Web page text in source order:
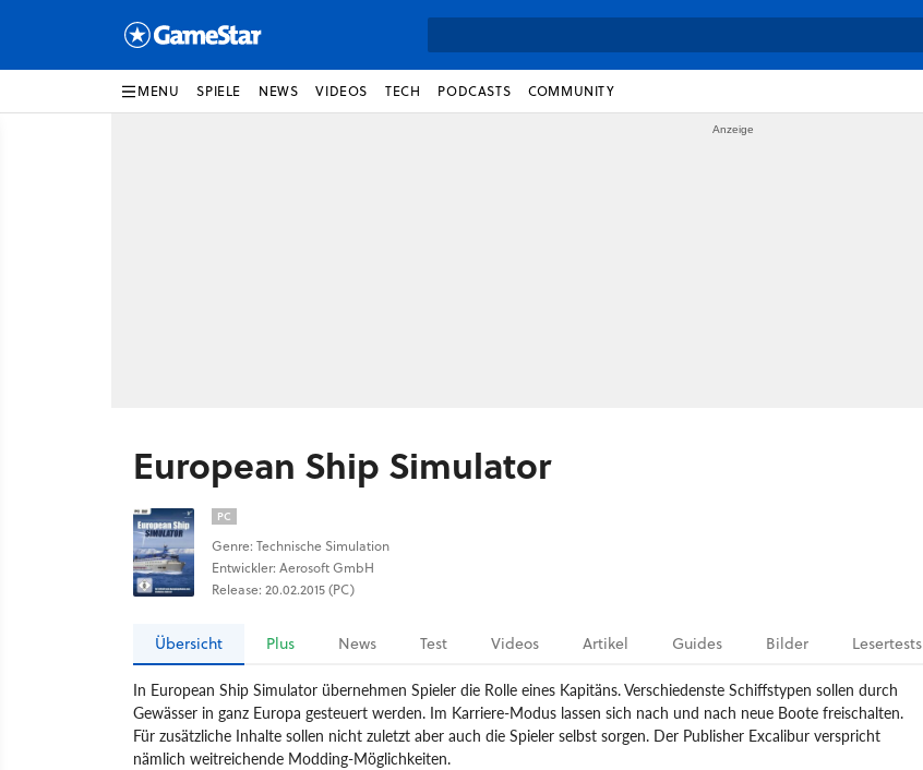
MENU SPIELE NEWS VIDEOS TECH PODCASTS COMMUNITY
European Ship Simulator
PC
Genre: Technische Simulation
Entwickler: Aerosoft GmbH
Release: 20.02.2015 (PC)
Übersicht Plus News Test Videos Artikel Guides Bilder Lesertests
In European Ship Simulator übernehmen Spieler die Rolle eines Kapitäns. Verschiedenste Schiffstypen sollen durch
Gewässer in ganz Europa gesteuert werden. Im Karriere-Modus lassen sich nach und nach neue Boote freischalten.
Für zusätzliche Inhalte sollen nicht zuletzt aber auch die Spieler selbst sorgen. Der Publisher Excalibur verspricht
nämlich weitreichende Modding-Möglichkeiten.